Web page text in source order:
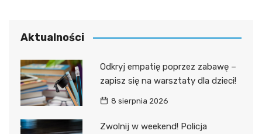
Aktualności
Odkryj empatię poprzez zabawę –
zapisz się na warsztaty dla dzieci!
8 sierpnia 2026
Zwolnij w weekend! Policja